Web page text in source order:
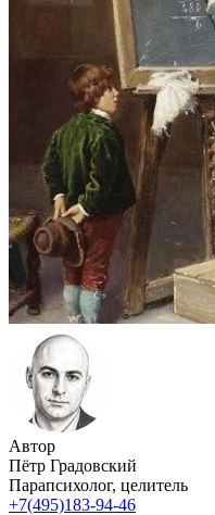
Автор
Пётр Градовский
Парапсихолог, целитель
+7(495)183-94-46